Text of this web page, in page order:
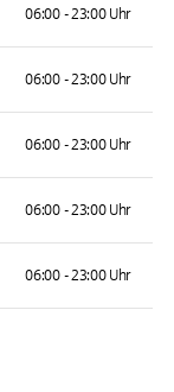
06:00 - 23:00 Uhr
06:00 - 23:00 Uhr
06:00 - 23:00 Uhr
06:00 - 23:00 Uhr
06:00 - 23:00 Uhr